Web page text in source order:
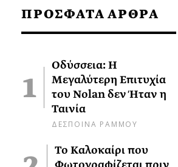
ΠΡΟΣΦΑΤΑ ΑΡΘΡΑ
Οδύσσεια: Η
Μεγαλύτερη Επιτυχία
του Nolan δεν Ήταν η
Ταινία
ΔΕΣΠΟΙΝΑ ΡΑΜΜΟΥ
Το Καλοκαίρι που